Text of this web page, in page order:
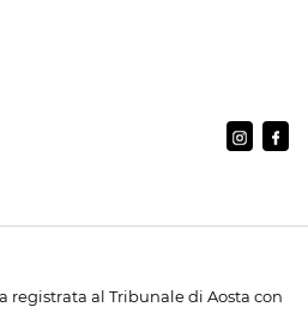
registrata al Tribunale di Aosta con